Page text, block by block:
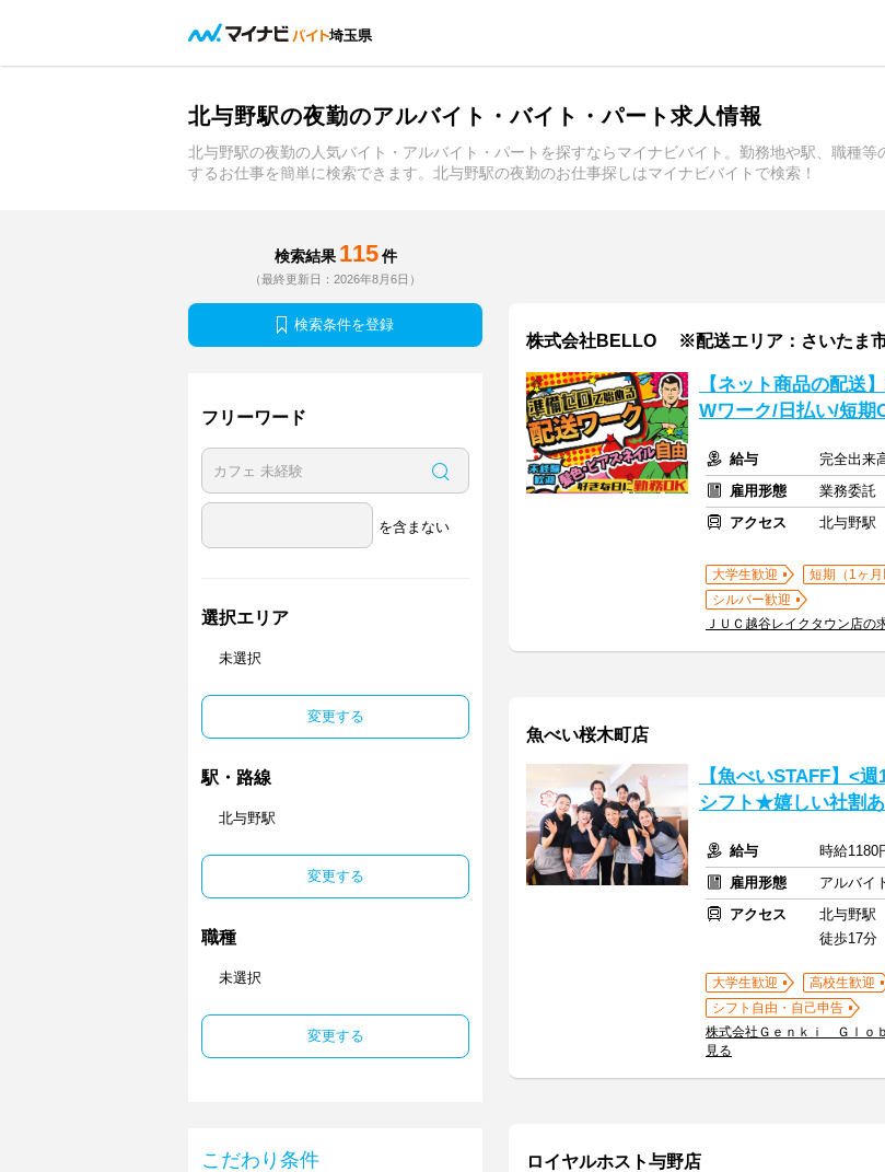
埼玉県
北与野駅の夜勤のアルバイト・バイト・パート求人情報
北与野駅の夜勤の人気バイト・アルバイト・パートを探すならマイナビバイト。勤務地や駅、職種
するお仕事を簡単に検索できます。北与野駅の夜勤のお仕事探しはマイナビバイトで検索！
検索結果 115 件
（最終更新日：2026年8月6日）
検索条件を登録
フリーワード
を含まない
選択エリア
未選択
変更する
駅・路線
北与野駅
変更する
職種
未選択
変更する
こだわり条件
株式会社BELLO ※配送エリア：さいたま
【ネット商品の配送
Wワーク/日払い/短期
給与
完全出来
雇用形態
業務委託
アクセス
北与野駅
大学生歓迎 短期（1ヶ月
シルバー歓迎
ＪＵＣ越谷レイクタウン店の
魚べい桜木町店
【魚べいSTAFF】<
シフト★嬉しい社割あ
給与
時給1180
雇用形態
アルバイ
アクセス
北与野駅
徒歩17分
大学生歓迎 高校生歓迎
シフト自由・自己申告
株式会社Ｇｅｎｋｉ Ｇｌｏ
見る
ロイヤルホスト与野店